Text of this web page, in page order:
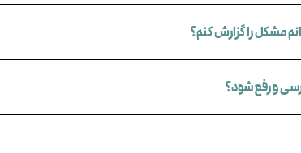
مشکل را گزارش کنم؟
و رفع شود؟